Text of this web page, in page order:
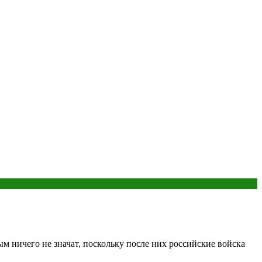
не значат, поскольку после них российские войска